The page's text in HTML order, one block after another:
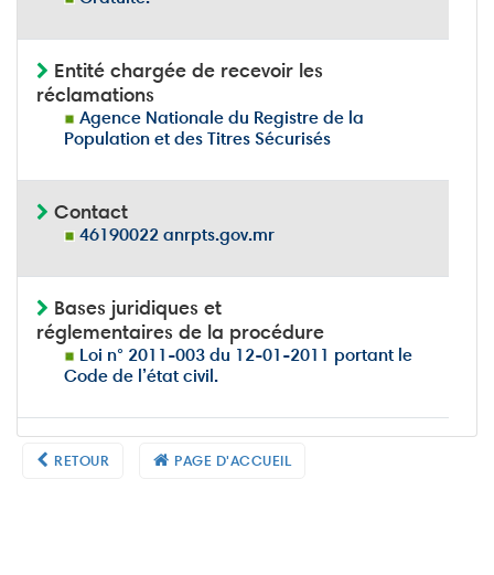
Entité chargée de recevoir les
réclamations
Agence Nationale du Registre de la
Population et des Titres Sécurisés
Contact
46190022 anrpts.gov.mr
Bases juridiques et
réglementaires de la procédure
Loi n° 2011-003 du 12-01-2011 portant le
Code de l’état civil.
RETOUR PAGE D'ACCUEIL